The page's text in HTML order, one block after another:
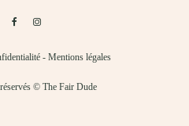
- Mentions légales
© The Fair Dude